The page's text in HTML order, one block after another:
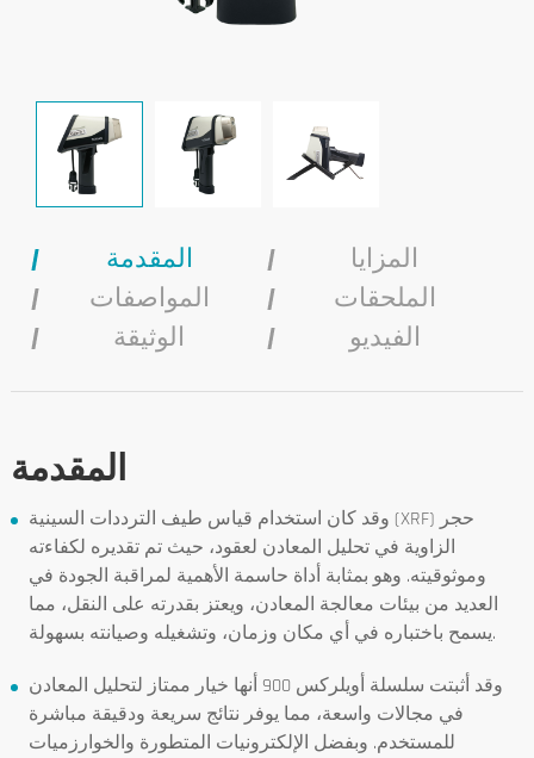
المقدمة
المزايا
المواصفات
الملحقات
الوثيقة
الفيديو
المقدمة
وقد كان استخدام قياس طيف الترددات السينية (XRF) حجر
الزاوية في تحليل المعادن لعقود، حيث تم تقديره لكفاءته
وموثوقيته. وهو بمثابة أداة حاسمة الأهمية لمراقبة الجودة في
العديد من بيئات معالجة المعادن، ويعتز بقدرته على النقل، مما
يسمح باختباره في أي مكان وزمان، وتشغيله وصيانته بسهولة.
وقد أثبتت سلسلة أويلركس 900 أنها خيار ممتاز لتحليل المعادن
في مجالات واسعة، مما يوفر نتائج سريعة ودقيقة مباشرة
للمستخدم. وبفضل الإلكترونيات المتطورة والخوارزميات